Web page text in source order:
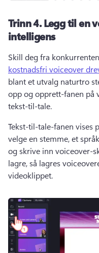
Trinn 4.Legg til en
intelligens
Skill deg fra
kostnadsfri voiceover
blant et utvalg naturtro
opp og opprett-fanen på
tekst-til-tale.
Tekst-til-tale-fanen vises
velge en stemme, et
og skrive inn voiceover-
lagre, så lagres
videoklippet.